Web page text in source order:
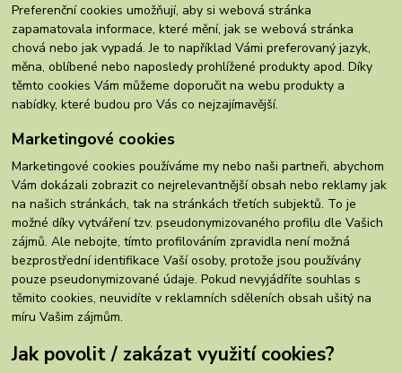
Preferenční cookies umožňují, aby si webová stránka
zapamatovala informace, které mění, jak se webová stránka
chová nebo jak vypadá. Je to například Vámi preferovaný jazyk,
měna, oblíbené nebo naposledy prohlížené produkty apod. Díky
těmto cookies Vám můžeme doporučit na webu produkty a
nabídky, které budou pro Vás co nejzajímavější.
Marketingové cookies
Marketingové cookies používáme my nebo naši partneři, abychom
Vám dokázali zobrazit co nejrelevantnější obsah nebo reklamy jak
na našich stránkách, tak na stránkách třetích subjektů. To je
možné díky vytváření tzv. pseudonymizovaného profilu dle Vašich
zájmů. Ale nebojte, tímto profilováním zpravidla není možná
bezprostřední identifikace Vaší osoby, protože jsou používány
pouze pseudonymizované údaje. Pokud nevyjádříte souhlas s
těmito cookies, neuvidíte v reklamních sděleních obsah ušitý na
míru Vašim zájmům.
Jak povolit / zakázat využití cookies?